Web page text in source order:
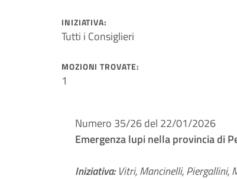
INIZIATIVA:
Tutti i Consiglieri
MOZIONI TROVATE:
1
Numero 35/26 del 22/01/2026
Emergenza lupi nella provincia di
Iniziativa:Vitri, Mancinelli, Piergallini,